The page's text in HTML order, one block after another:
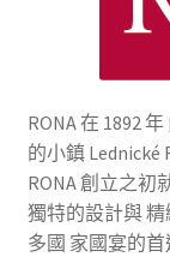
RONA 在 1892
的小鎮 Lednické
RONA 創立之初
獨特的設計與
多國 家國宴的